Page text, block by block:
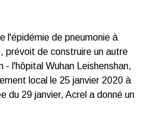
l'épidémie de pneumonie à
prévoit de construire un autre
- l'hôpital Wuhan Leishenshan,
local le 25 janvier 2020 à
du 29 janvier, Acrel a donné un